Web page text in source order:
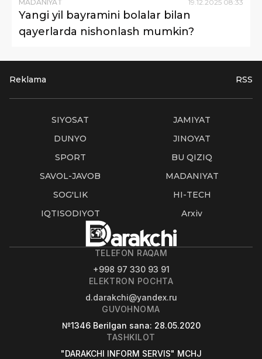
MADANIYAT 19 12 2025 08:33
Yangi yil bayramini bolalar bilan
qayerlarda nishonlash mumkin?
Reklama RSS
SIYOSAT
JAMIYAT
DUNYO
JINOYAT
SPORT
BU QIZIQ
SAVOL-JAVOB
MADANIYAT
SOG'LIK
HI-TECH
IQTISODIYOT
Arxiv
TELEFON RAQAM
+998 97 330 93 91
ELEKTRON POCHTA
d.darakchi@yandex.ru
GUVOHNOMA
№1346 Berilgan sana: 28.05.2020
TASHKILOT
"DARAKCHI INFORM SERVIS" MCHJ